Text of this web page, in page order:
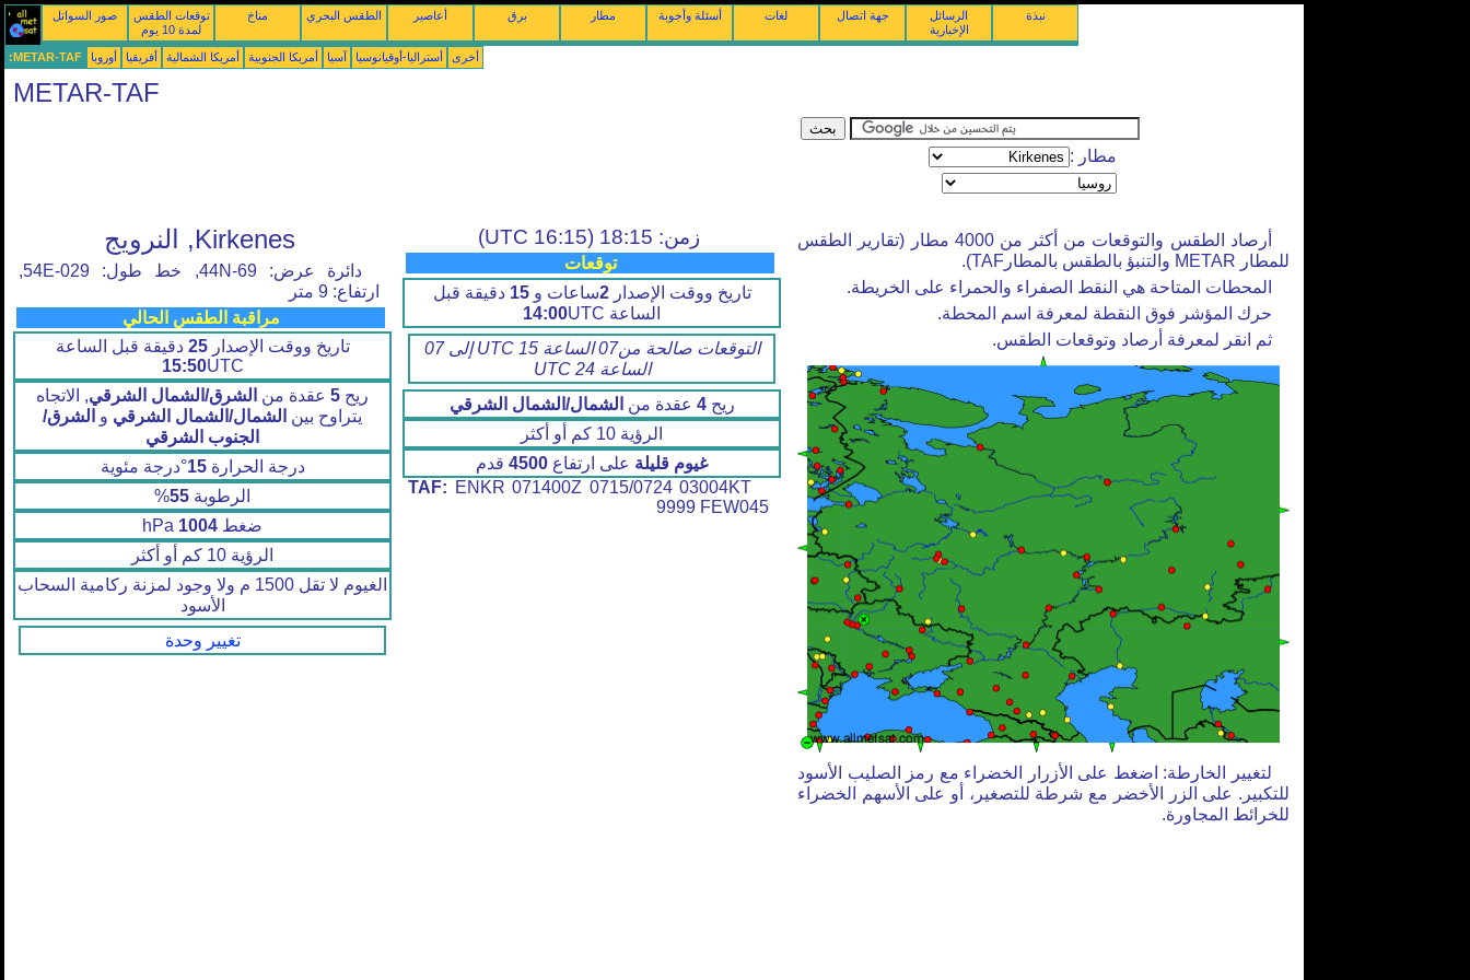
صور السواتل
توقعات الطقس
لمدة 10 يوم
مناخ الطقس البحري أعاصير برق مطار أسئلة وأجوبة لغات جهة اتصال
الرسائل
الإخبارية
نبذة
METAR-TAF: أوروبا أفريقيا أمريكا الشمالية أمريكا الجنوبية آسيا أستراليا-أوقيانوسيا أخرى
METAR-TAF
مطار :
Kirkenes, النرويج
دائرة عرض: 69-44N, خط طول: 029-54E,
ارتفاع: 9 متر
مراقبة الطقس الحالي
تاريخ ووقت الإصدار25 دقيقة قبل الساعة
15:50UTC
ريح 5 عقدة من الشرق/الشمال الشرقي, الاتجاه
يتراوح بين الشمال/الشمال الشرقي و الشرق/
الجنوب الشرقي
درجة الحرارة15°درجة مئوية
الرطوبة 55
%
ضغط 1004
الرؤية 10 كم أو أكثر
الغيوم لا تقل 1500 م ولا وجود لمزنة ركامية السحاب
الأسود
تغيير وحدة
زمن: 18:15 (16:15 UTC)
توقعات
تاريخ ووقت الإصدار2ساعات و15 دقيقة قبل
الساعة
14:00UTC
التوقعات صالحة من07 الساعة 15 UTC إلى 07
الساعة 24 UTC
ريح4 عقدة من الشمال/الشمال الشرقي
الرؤية 10 كم أو أكثر
غيوم قليلة على ارتفاع 4500 قدم
TAF: ENKR 071400Z 0715/0724 03004KT
9999 FEW045
أرصاد الطقس والتوقعات من أكثر من 4000 مطار (تقارير الطقس
للمطار METAR والتنبؤ بالطقس بالمطارTAF).
المحطات المتاحة هي النقط الصفراء والحمراء على الخريطة.
حرك المؤشر فوق النقطة لمعرفة اسم المحطة.
ثم انقر لمعرفة أرصاد وتوقعات الطقس.
لتغيير الخارطة: اضغط على الأزرار الخضراء مع رمز الصليب الأسود
للتكبير. على الزر الأخضر مع شرطة للتصغير، أو على الأسهم الخضراء
للخرائط المجاورة.